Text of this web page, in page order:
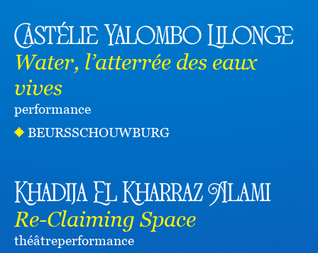
Castélie Yalombo Lilonge
Water, l’atterrée des eaux
vives
performance
BEURSSCHOUWBURG
Khadija El Kharraz Alami
Re-Claiming Space
théâtreperformance